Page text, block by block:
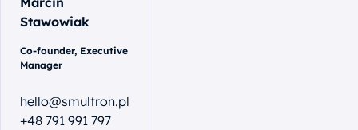
Stawowiak
Co-founder, Executive
Manager
hello@smultron.pl
+48 791 991 797